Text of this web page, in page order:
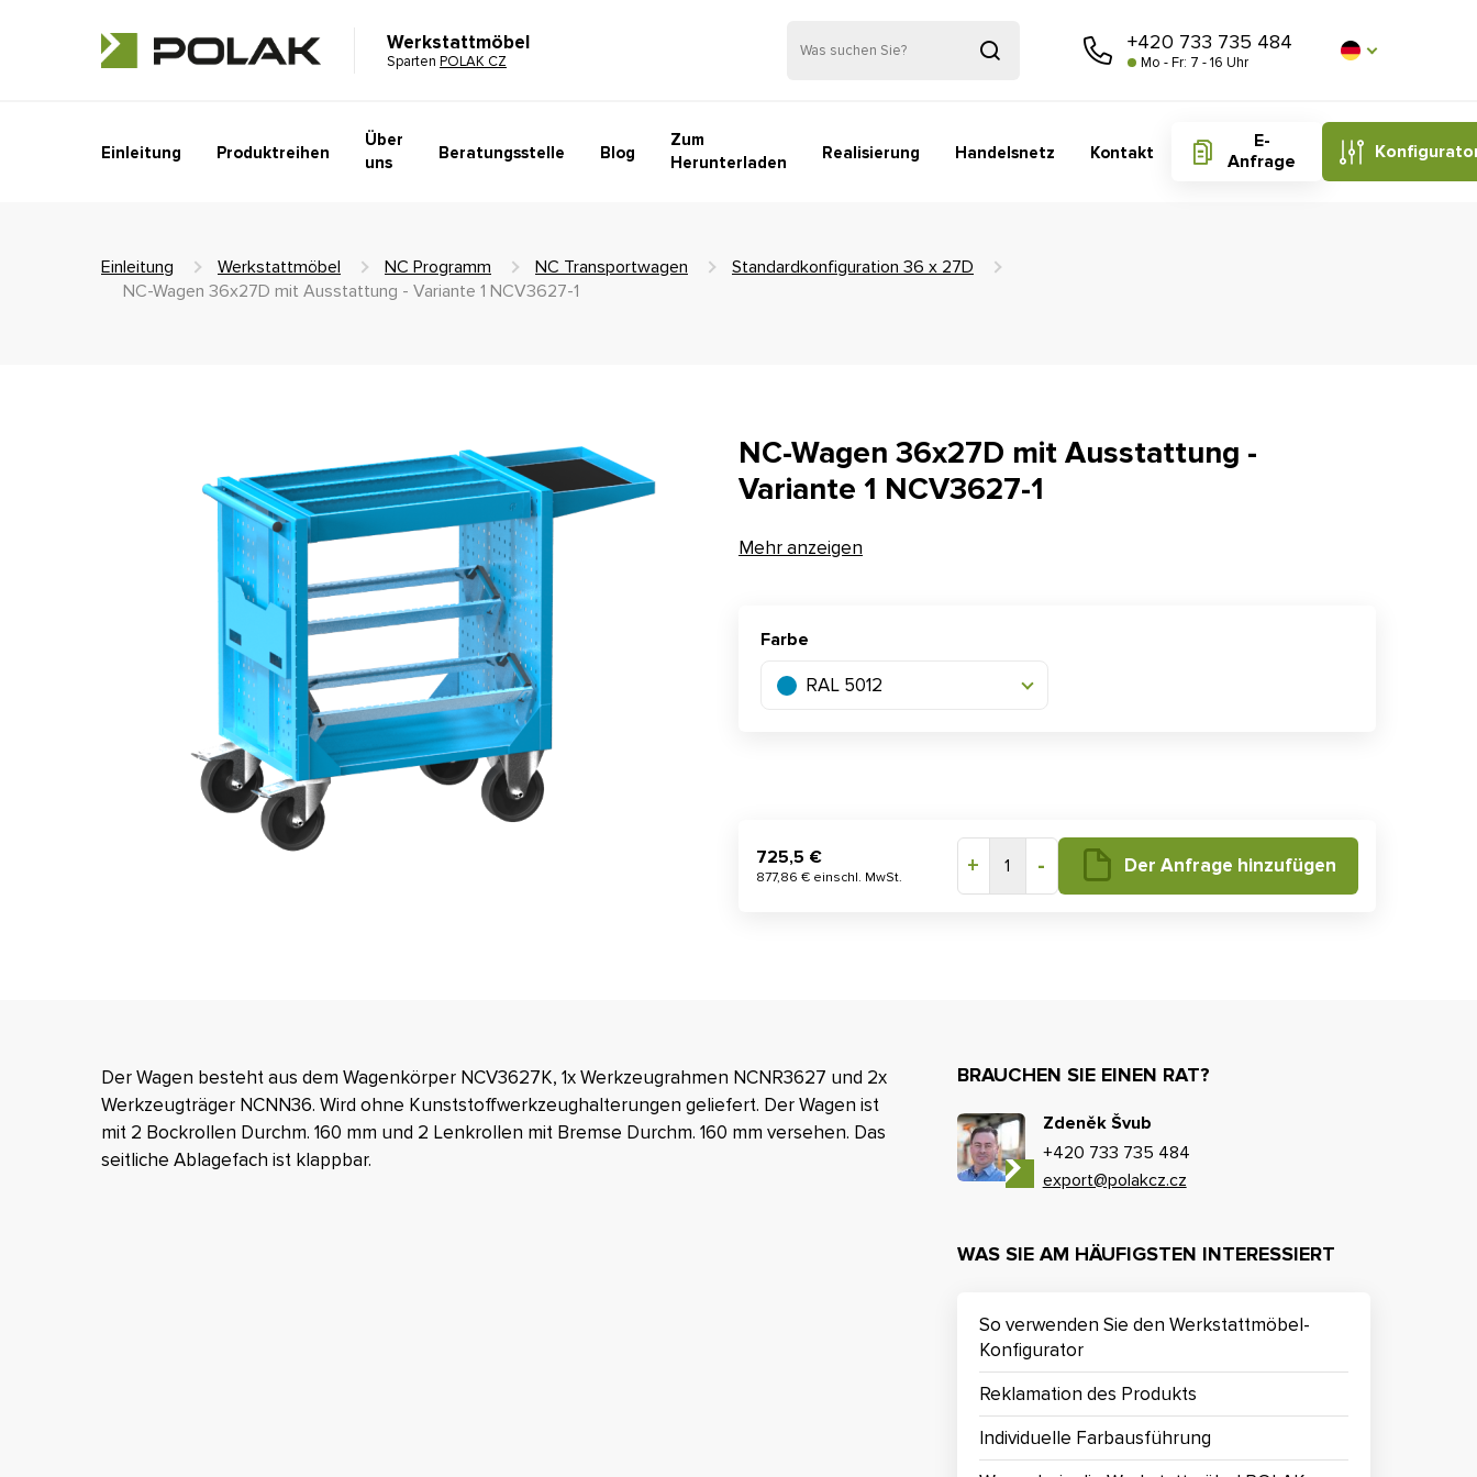
Werkstattmöbel
Sparten POLAK CZ
+420 733 735 484
Mo - Fr: 7 - 16 Uhr
Einleitung Produktreihen
Über
uns
Beratungsstelle Blog
Zum
Herunterladen
Realisierung Handelsnetz Kontakt
E-
Anfrage
Einleitung Werkstattmöbel NC Programm NC Transportwagen
Standardkonfiguration 36 x 27D
NC-Wagen 36x27D mit Ausstattung - Variante 1 NCV3627-1
NC-Wagen 36x27D mit Ausstattung -
Variante 1 NCV3627-1
Mehr anzeigen
Farbe
RAL 5012
725,5 €
877,86 € einschl. MwSt. + 1 - Der Anfrage hinzufügen
Der Wagen besteht aus dem Wagenkörper NCV3627K, 1x Werkzeugrahmen NCNR3627 und 2x
Werkzeugträger NCNN36. Wird ohne Kunststoffwerkzeughalterungen geliefert. Der Wagen ist
mit 2 Bockrollen Durchm. 160 mm und 2 Lenkrollen mit Bremse Durchm. 160 mm versehen. Das
seitliche Ablagefach ist klappbar.
BRAUCHEN SIE EINEN RAT?
Zdeněk Švub
+420 733 735 484
export@polakcz.cz
WAS SIE AM HÄUFIGSTEN INTERESSIERT
So verwenden Sie den Werkstattmöbel-
Konfigurator
Reklamation des Produkts
Individuelle Farbausführung